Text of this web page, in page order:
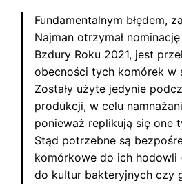
Fundamentalnym błędem,
Najman otrzymał
Bzdury Roku 2021, jest
obecności tych komórek w
Zostały użyte jedynie
produkcji, w celu
ponieważ replikują się one
Stąd potrzebne są
komórkowe do ich hodowli
do kultur bakteryjnych czy